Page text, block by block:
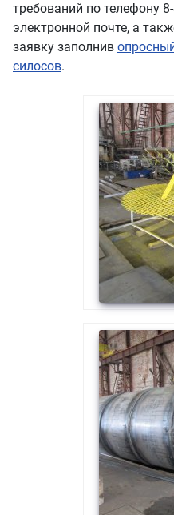
требований по телефону
электронной почте, а
заявку заполнив
силосов.